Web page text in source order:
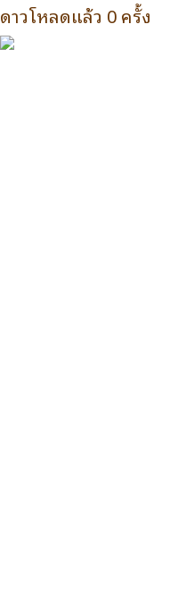
ดาวโหลดแล้ว 0 ครั้ง